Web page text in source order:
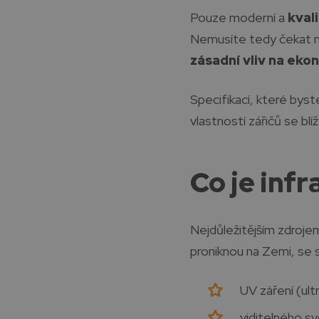
Pouze moderní a
Nemusíte tedy čekat
zásadní vliv na
Specifikací, které
vlastností zářičů se
Co je
Nejdůležitějším
proniknou na Zemi, se
UV záření